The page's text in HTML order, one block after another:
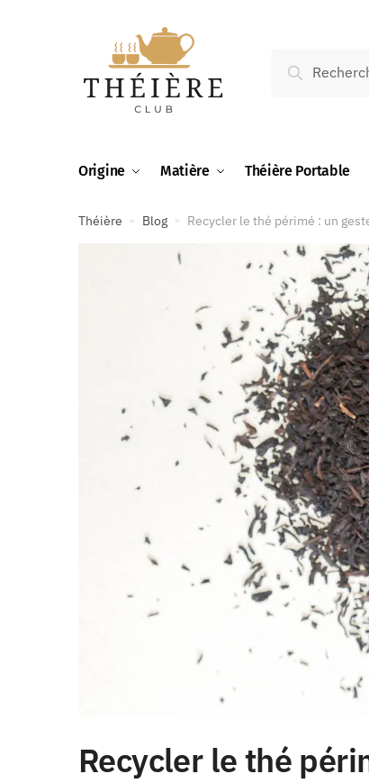
Recherche
Origine Matière Théière Portable
Théière » Blog » Recycler le thé périmé : un
Recycler le thé